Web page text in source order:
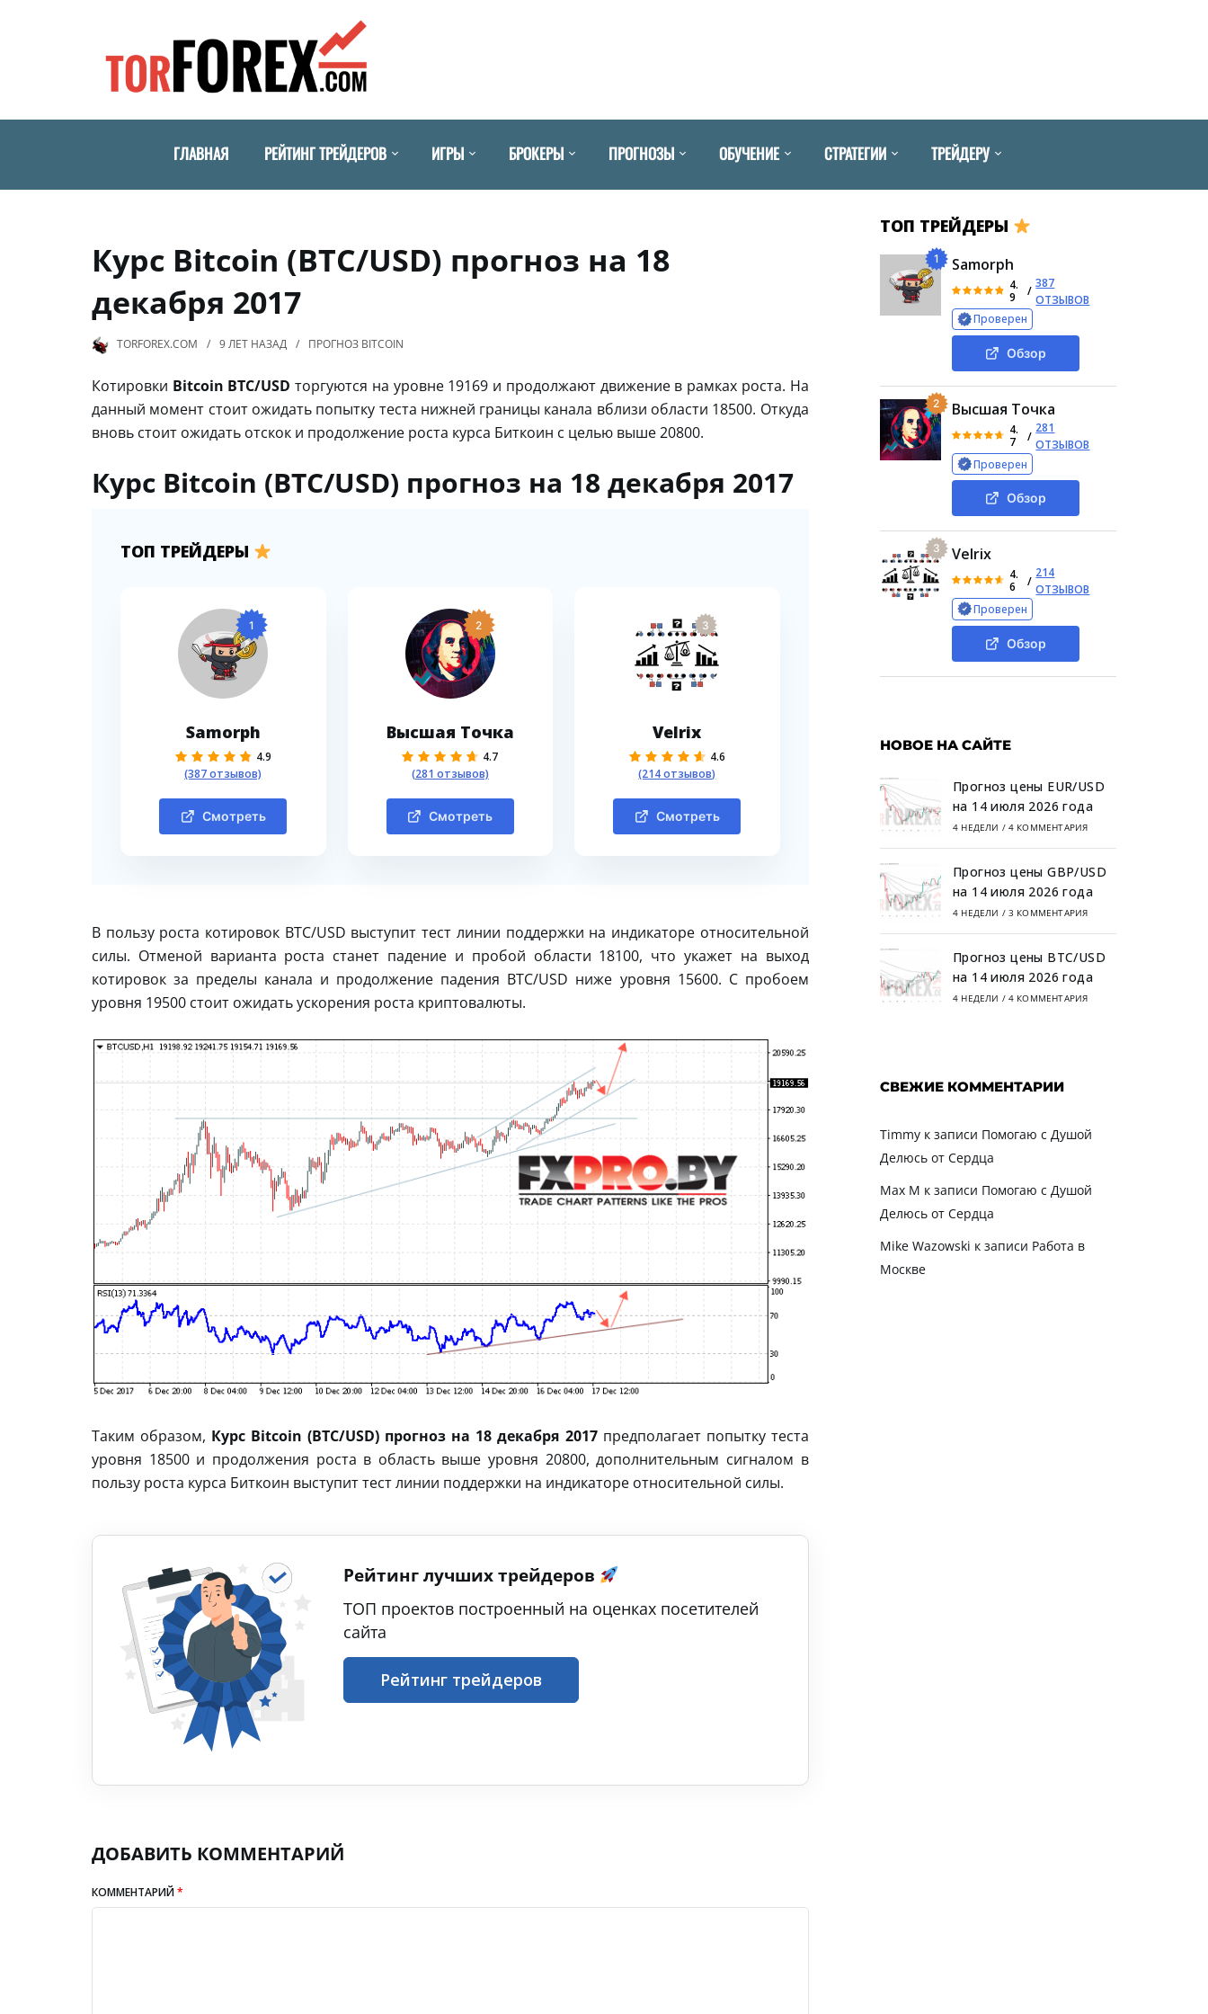
ГЛАВНАЯ РЕЙТИНГ ТРЕЙДЕРОВ ИГРЫ БРОКЕРЫ ПРОГНОЗЫ ОБУЧЕНИЕ СТРАТЕГИИ ТРЕЙДЕРУ
Курс Bitcoin (BTC/USD) прогноз на 18
декабря 2017
TORFOREX.COM 9 ЛЕТ НАЗАД ПРОГНОЗ BITCOIN
Котировки Bitcoin BTC/USD торгуются на уровне 19169 и продолжают движение в рамках роста. На
данный момент стоит ожидать попытку теста нижней границы канала вблизи области 18500. Откуда
вновь стоит ожидать отскок и продолжение роста курса Биткоин с целью выше 20800.
Курс Bitcoin (BTC/USD) прогноз на 18 декабря 2017
ТОП ТРЕЙДЕРЫ
1
Samorph
4.9
(387 отзывов)
Смотреть
2
Высшая Точка
4.7
(281 отзывов)
Смотреть
3
Velrix
4.6
(214 отзывов)
Смотреть
В пользу роста котировок BTC/USD выступит тест линии поддержки на индикаторе относительной
силы. Отменой варианта роста станет падение и пробой области 18100, что укажет на выход
котировок за пределы канала и продолжение падения BTC/USD ниже уровня 15600. С пробоем
уровня 19500 стоит ожидать ускорения роста криптовалюты.
Таким образом, Курс Bitcoin (BTC/USD) прогноз на 18 декабря 2017предполагает попытку теста
уровня 18500 и продолжения роста в область выше уровня 20800, дополнительным сигналом в
пользу роста курса Биткоин выступит тест линии поддержки на индикаторе относительной силы.
Рейтинг лучших трейдеров
ТОП проектов построенный на оценках посетителей
сайта
Рейтинг трейдеров
ДОБАВИТЬ КОММЕНТАРИЙ
КОММЕНТАРИЙ*
ТОП ТРЕЙДЕРЫ
1 Samorph
4.
9
/
387
ОТЗЫВОВ
Проверен
Обзор
2 Высшая Точка
4.
7
/
281
ОТЗЫВОВ
Проверен
Обзор
3 Velrix
4.
6
/
214
ОТЗЫВОВ
Проверен
Обзор
НОВОЕ НА САЙТЕ
Прогноз цены EUR/USD
на 14 июля 2026 года
4 НЕДЕЛИ / 4 КОММЕНТАРИЯ
Прогноз цены GBP/USD
на 14 июля 2026 года
4 НЕДЕЛИ / 3 КОММЕНТАРИЯ
Прогноз цены BTC/USD
на 14 июля 2026 года
4 НЕДЕЛИ / 4 КОММЕНТАРИЯ
СВЕЖИЕ КОММЕНТАРИИ
Timmyк записи Помогаю с Душой
Делюсь от Сердца
Max M к записи Помогаю с Душой
Делюсь от Сердца
Mike Wazowski к записи Работа в
Москве